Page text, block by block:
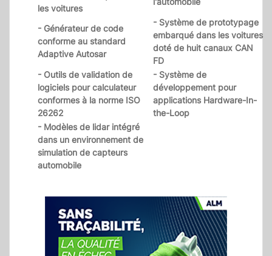
les voitures
- Générateur de code
conforme au standard
Adaptive Autosar
- Système de prototypage
embarqué dans les voitures
doté de huit canaux CAN
FD
- Outils de validation de
logiciels pour calculateur
conformes à la norme ISO
26262
- Système de
développement pour
applications Hardware-In-
the-Loop
- Modèles de lidar intégré
dans un environnement de
simulation de capteurs
automobile